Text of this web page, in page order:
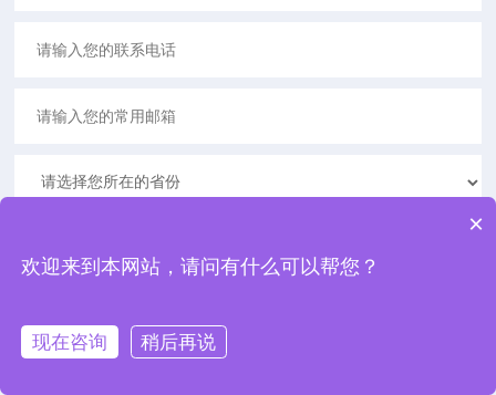
×
欢迎来到本网站，请问有什么可以帮您？
现在咨询 稍后再说